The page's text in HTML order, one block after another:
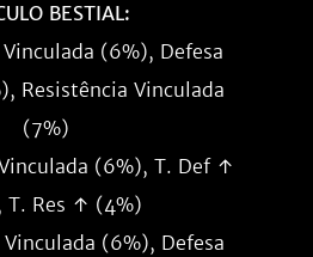
BESTIAL:
Vinculada (6%), Defesa
Resistência Vinculada
(7%)
(6%), T. Def ↑
T. Res ↑ (4%)
Vinculada (6%), Defesa